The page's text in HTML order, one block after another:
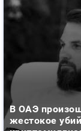
В ОАЭ
жестокое